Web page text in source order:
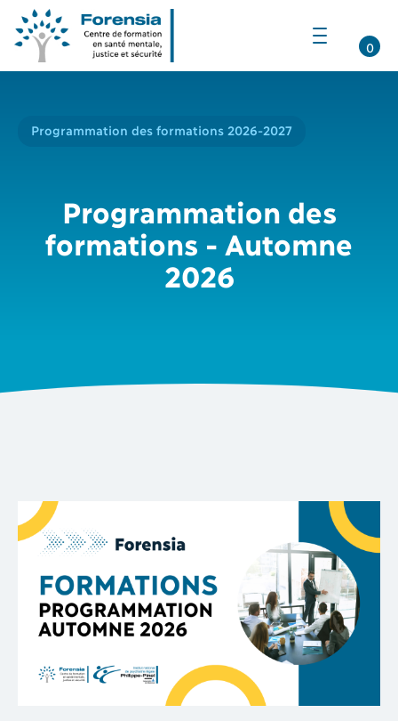
0
la
navigation
site
Programmation des formations 2026-2027
Programmation des
formations - Automne
2026